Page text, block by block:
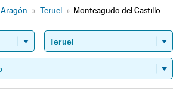
Aragón » Teruel » Monteagudo del Castillo